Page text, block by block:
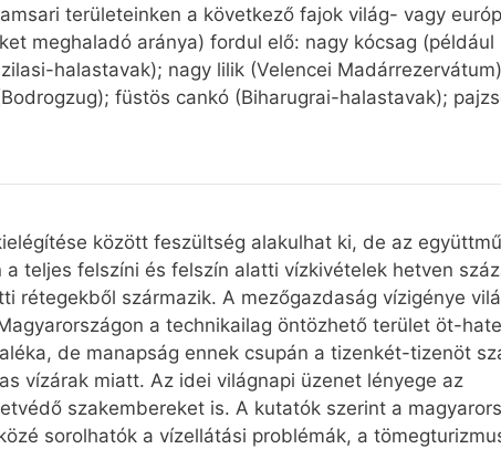
területeinken a következő fajok világ- vagy
meghaladó aránya) fordul elő: nagy kócsag (például
halastavak); nagy lilik (Velencei
füstös cankó (Biharugrai-halastavak);
között feszültség alakulhat ki, de az
teljes felszíni és felszín alatti vízkivételek hetven
rétegekből származik. A mezőgazdaság vízigénye
a technikailag öntözhető terület öt-
de manapság ennek csupán a tizenkét-tizenöt
vízárak miatt. Az idei világnapi üzenet lényege az
szakembereket is. A kutatók szerint a
sorolhatók a vízellátási problémák, a